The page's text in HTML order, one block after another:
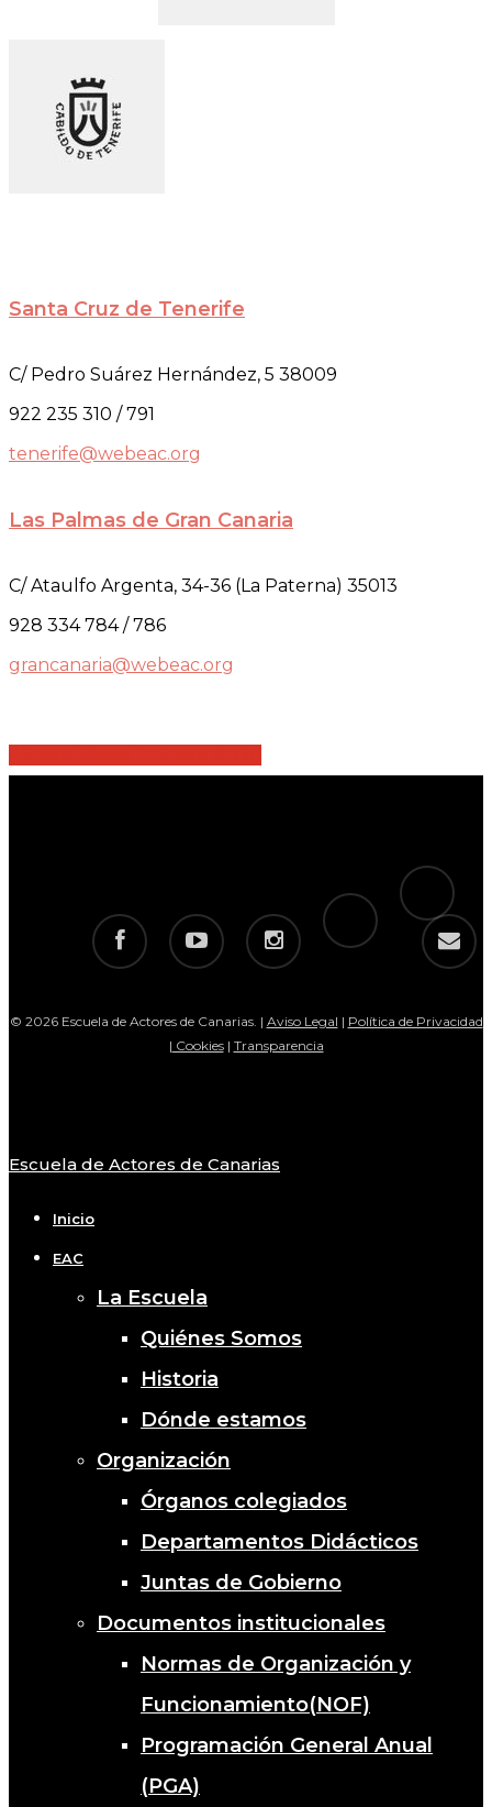
Santa Cruz de Tenerife
C/ Pedro Suárez Hernández, 5 38009
922 235 310 / 791
tenerife@webeac.org
Las Palmas de Gran Canaria
C/ Ataulfo Argenta, 34-36 (La Paterna) 35013
928 334 784 / 786
grancanaria@webeac.org
facebook youtube instagram
telegram
tiktok
email
© 2026 Escuela de Actores de Canarias. | Aviso Legal | Política de Privacidad
| Cookies| Transparencia
Close
Escuela de Actores de Canarias
Inicio
EAC
La Escuela
Quiénes Somos
Historia
Dónde estamos
Organización
Órganos colegiados
Departamentos Didácticos
Juntas de Gobierno
Documentos institucionales
Normas de Organización y
Funcionamiento(NOF)
Programación General Anual
(PGA)